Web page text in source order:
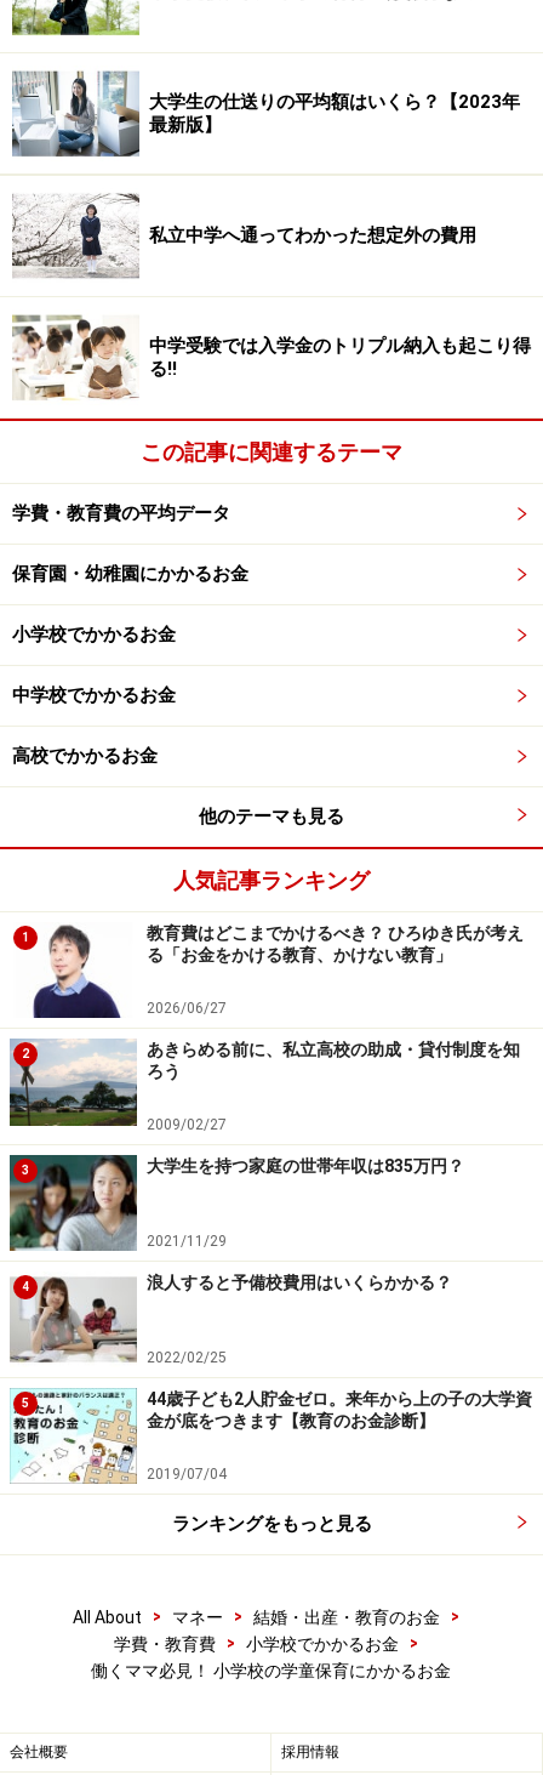
所によって負担はピンキリとなります。
住んでいるところによってこんなに違う
一口に学童保育と言っても、自治体主体で運営している
ものは負担が低く、法人に業務委託または提携等してい
る場合は負担が高くなる傾向にあります。また、中には
るケースもあり、平均保育料は最も高いようです。父母
会で立ち上げている例として、横浜市の学童月額保育料
なる学童保育の運営主体によって費用は異なるので、確
認しておくとよいと思います。
「大誤算?!意外とかかる公立小学校のお金」で書いたよ
うに、学校にかかる費用もタダではありません。学童保
す。
みについて紹介します。
本記事の内容は一般的な情報提供を目的としており、特定の金融
投資や資産運用に関する最終的なご判断はご自身の責任において
行ってください。
掲載情報の正確性・完全性については十分に配慮しております
が、その内容を保証するものではなく、これに基づく損失・損害
などについて当社は一切の責任を負いません。
最新の情報や詳細については、必ず各金融機関やサービス提供者
の公式情報をご確認ください。
大学生の仕送りの平均額はいくら？【2023年
最新版】
私立中学へ通ってわかった想定外の費用
中学受験では入学金のトリプル納入も起こり得
る!!
この記事に関連するテーマ
学費・教育費の平均データ
保育園・幼稚園にかかるお金
小学校でかかるお金
中学校でかかるお金
高校でかかるお金
他のテーマも見る
人気記事ランキング
1
教育費はどこまでかけるべき？ ひろゆき氏が考え
る「お金をかける教育、かけない教育」
2026/06/27
2
あきらめる前に、私立高校の助成・貸付制度を知
ろう
2009/02/27
3 大学生を持つ家庭の世帯年収は835万円？
2021/11/29
4 浪人すると予備校費用はいくらかかる？
2022/02/25
5
44歳子ども2人貯金ゼロ。来年から上の子の大学資
金が底をつきます【教育のお金診断】
2019/07/04
ランキングをもっと見る
All About > マネー > 結婚・出産・教育のお金
>
学費・教育費
> 小学校でかかるお金
>
働くママ必見！ 小学校の学童保育にかかるお金
会社概要 採用情報